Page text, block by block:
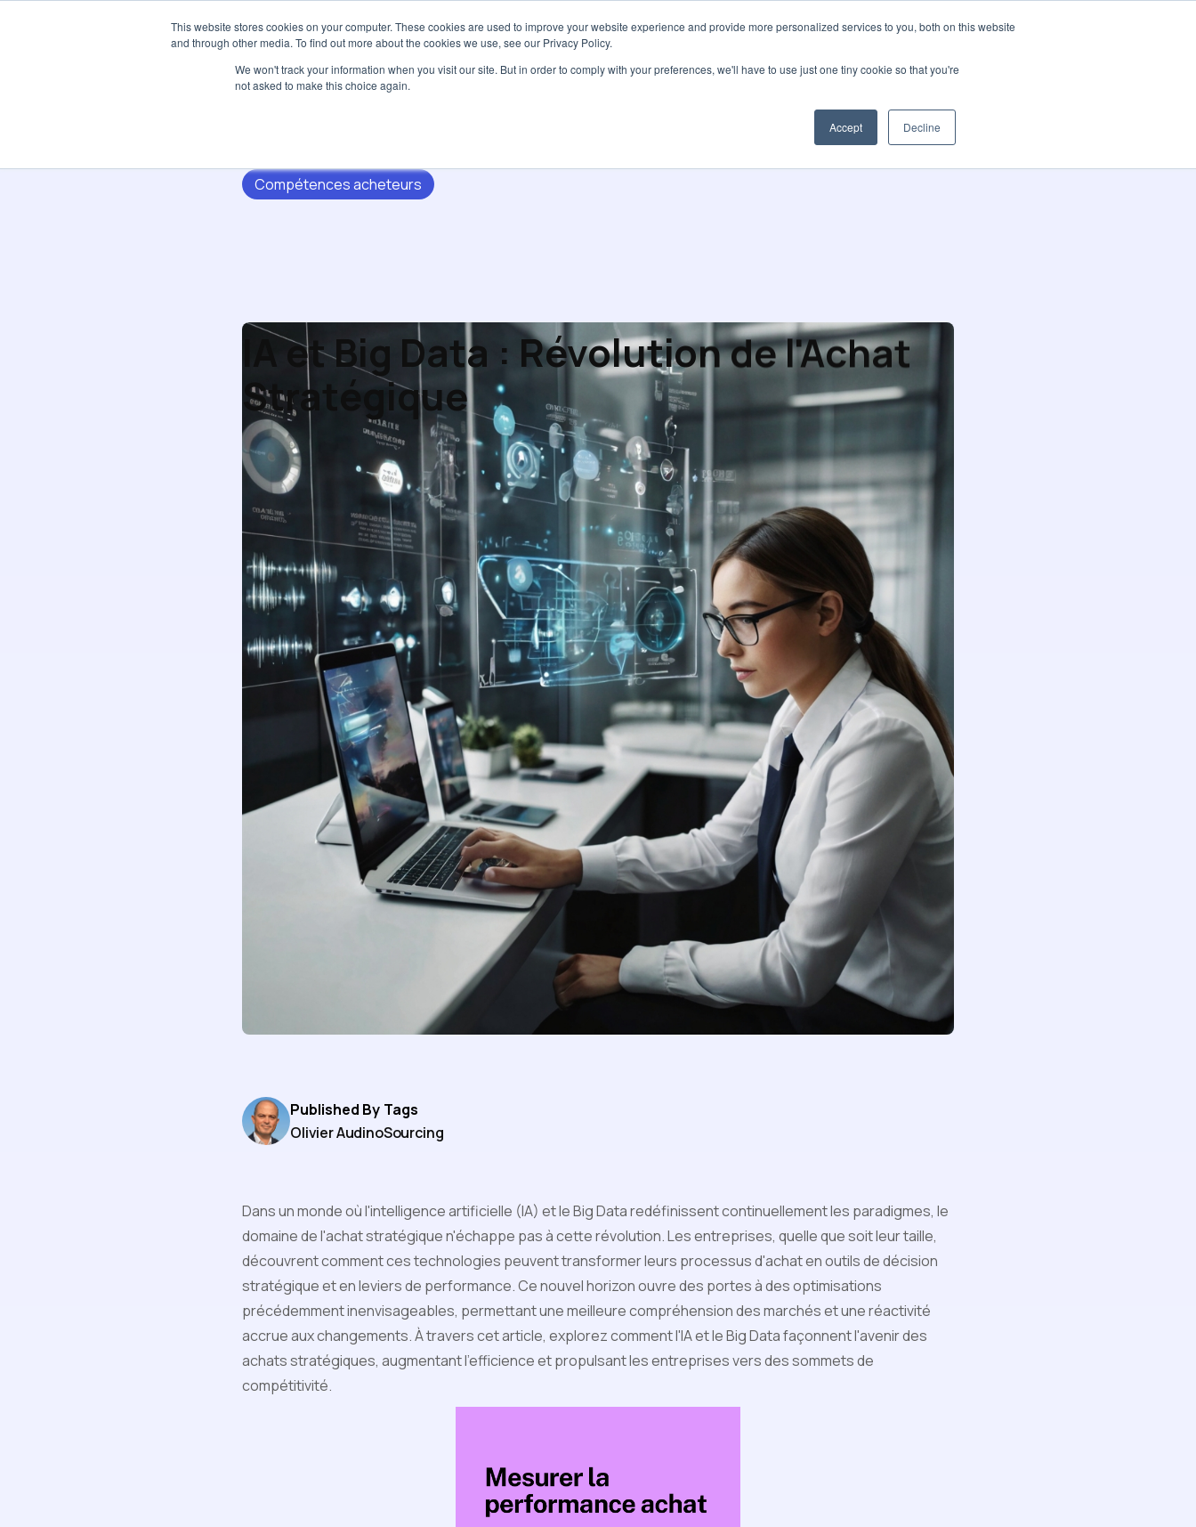
This website stores cookies on your computer. These cookies are used to improve your website experience and provide more personalized services to you, both on this website
and through other media. To find out more about the cookies we use, see our Privacy Policy.
We won't track your information when you visit our site. But in order to comply with your preferences, we'll have to use just one tiny cookie so that you're
not asked to make this choice again.
Accept Decline
Services Tarifs Ressources À propos Blog Language
Compétences acheteurs
IA et Big Data : Révolution de l'Achat
Stratégique
Published By
Olivier Audino
Tags
Sourcing
Dans un monde où l'intelligence artificielle (IA) et le Big Data redéfinissent continuellement les paradigmes, le
domaine de l'achat stratégique n'échappe pas à cette révolution. Les entreprises, quelle que soit leur taille,
découvrent comment ces technologies peuvent transformer leurs processus d'achat en outils de décision
stratégique et en leviers de performance. Ce nouvel horizon ouvre des portes à des optimisations
précédemment inenvisageables, permettant une meilleure compréhension des marchés et une réactivité
accrue aux changements. À travers cet article, explorez comment l'IA et le Big Data façonnent l'avenir des
achats stratégiques, augmentant l'efficience et propulsant les entreprises vers des sommets de
compétitivité.